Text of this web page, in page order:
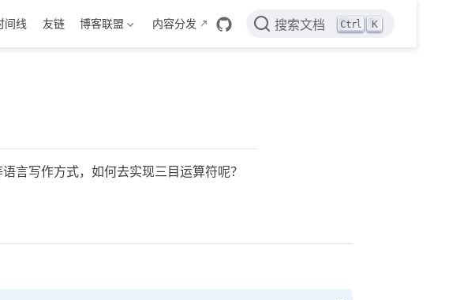
间线 友链 博客联盟 内容分发 搜索文档 Ctrl K
言写作方式，如何去实现三目运算符呢？